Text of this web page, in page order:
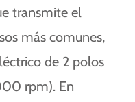
transmite el
más comunes,
de 2 polos
rpm). En